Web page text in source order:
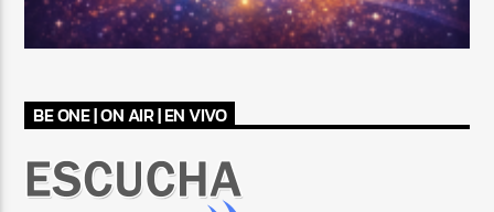
BE ONE | ON AIR | EN VIVO